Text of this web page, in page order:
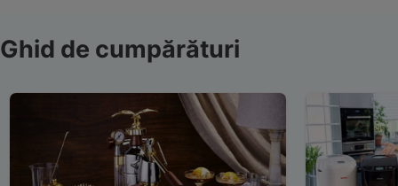
Ghid de cumpărături